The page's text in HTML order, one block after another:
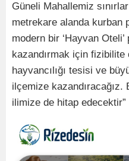
Güneli Mahallemiz
metrekare alanda kurban
modern bir ‘Hayvan
kazandırmak için fizibilite
hayvancılığı tesisi ve
ilçemize kazandıracağız.
ilimize de hitap edecektir”